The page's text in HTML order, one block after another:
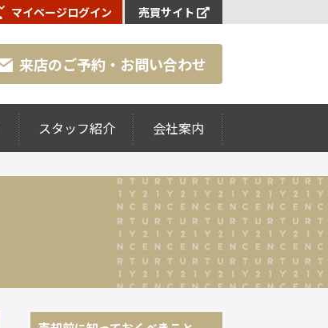
マイページログイン 売買サイト
来店のご予約・お問い合わせ
スタッフ紹介 会社案内